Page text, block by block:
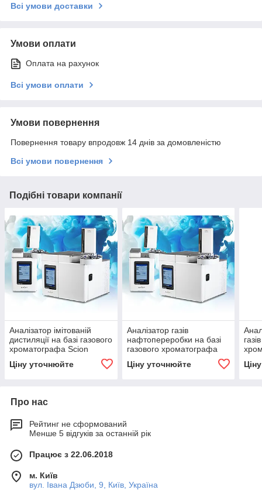
Всі умови доставки
Умови оплати
Оплата на рахунок
Всі умови оплати
Умови повернення
Повернення товару впродовж 14 днів за домовленістю
Всі умови повернення
Подібні товари компанії
Аналізатор імітованій
дистиляції на базі газового
хроматографа Scion
Ціну уточнюйте
Аналізатор газів
нафтопереробки на базі
газового хроматографа
Ціну уточнюйте
Про нас
Рейтинг не сформований
Менше 5 відгуків за останній рік
Працює з 22.06.2018
м. Київ
вул. Івана Дзюби, 9, Київ, Україна